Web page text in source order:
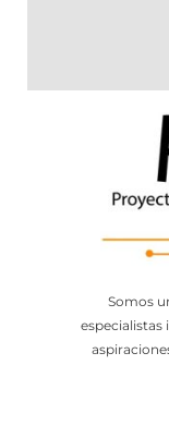
Somos
especialistas